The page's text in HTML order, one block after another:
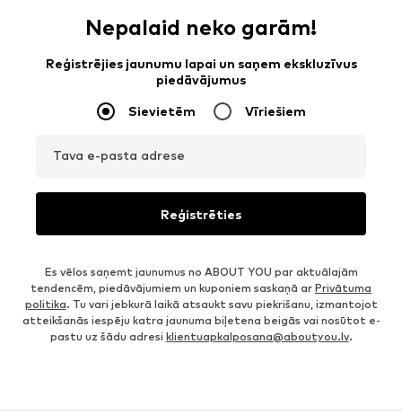
Nepalaid neko garām!
Reģistrējies jaunumu lapai un saņem ekskluzīvus
piedāvājumus
Sievietēm Vīriešiem
Tava e-pasta adrese
Reģistrēties
Es vēlos saņemt jaunumus no ABOUT YOU par aktuālajām
tendencēm, piedāvājumiem un kuponiem saskaņā ar Privātuma
politika. Tu vari jebkurā laikā atsaukt savu piekrišanu, izmantojot
atteikšanās iespēju katra jaunuma biļetena beigās vai nosūtot e-
pastu uz šādu adresi klientuapkalposana@aboutyou.lv.